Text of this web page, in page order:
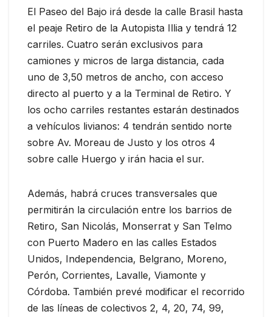
El Paseo del Bajo irá desde la calle Brasil hasta
el peaje Retiro de la Autopista Illia y tendrá 12
carriles. Cuatro serán exclusivos para
camiones y micros de larga distancia, cada
uno de 3,50 metros de ancho, con acceso
directo al puerto y a la Terminal de Retiro. Y
los ocho carriles restantes estarán destinados
a vehículos livianos: 4 tendrán sentido norte
sobre Av. Moreau de Justo y los otros 4
sobre calle Huergo y irán hacia el sur.
Además, habrá cruces transversales que
permitirán la circulación entre los barrios de
Retiro, San Nicolás, Monserrat y San Telmo
con Puerto Madero en las calles Estados
Unidos, Independencia, Belgrano, Moreno,
Perón, Corrientes, Lavalle, Viamonte y
Córdoba. También prevé modificar el recorrido
de las líneas de colectivos 2, 4, 20, 74, 99,